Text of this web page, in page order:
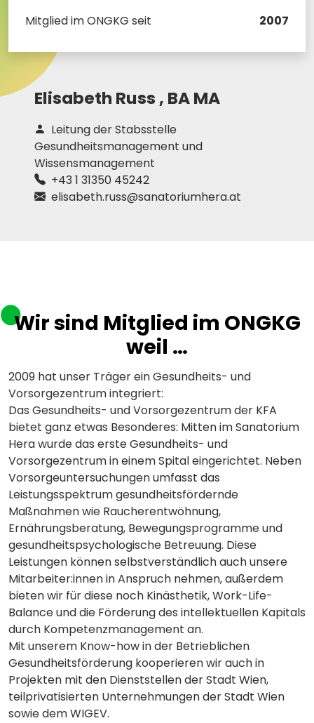
Mitglied im ONGKG seit 2007
Elisabeth Russ , BA MA
Leitung der Stabsstelle
Gesundheitsmanagement und
Wissensmanagement
+43 1 31350 45242
elisabeth.russ@sanatoriumhera.at
Wir sind Mitglied im ONGKG
weil …
2009 hat unser Träger ein Gesundheits- und
Vorsorgezentrum integriert:
Das Gesundheits- und Vorsorgezentrum der KFA
bietet ganz etwas Besonderes: Mitten im Sanatorium
Hera wurde das erste Gesundheits- und
Vorsorgezentrum in einem Spital eingerichtet. Neben
Vorsorgeuntersuchungen umfasst das
Leistungsspektrum gesundheitsfördernde
Maßnahmen wie Raucherentwöhnung,
Ernährungsberatung, Bewegungsprogramme und
gesundheitspsychologische Betreuung. Diese
Leistungen können selbstverständlich auch unsere
Mitarbeiter:innen in Anspruch nehmen, außerdem
bieten wir für diese noch Kinästhetik, Work-Life-
Balance und die Förderung des intellektuellen Kapitals
durch Kompetenzmanagement an.
Mit unserem Know-how in der Betrieblichen
Gesundheitsförderung kooperieren wir auch in
Projekten mit den Dienststellen der Stadt Wien,
teilprivatisierten Unternehmungen der Stadt Wien
sowie dem WIGEV.